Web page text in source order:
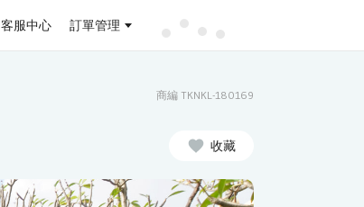
客服中心 訂單管理
商編 TKNKL-180169
收藏